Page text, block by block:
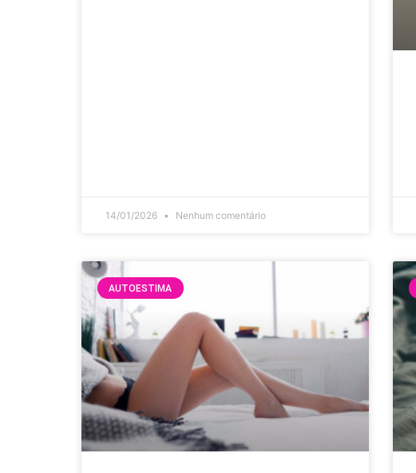
14/01/2026 Nenhum comentário
AUTOESTIMA